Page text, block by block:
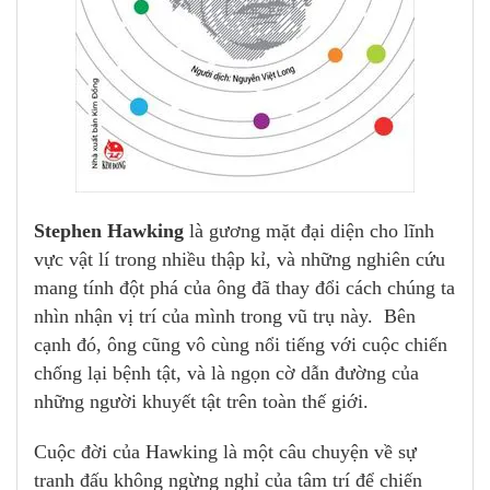
Stephen Hawking là gương mặt đại diện cho lĩnh
vực vật lí trong nhiều thập kỉ, và những nghiên cứu
mang tính đột phá của ông đã thay đổi cách chúng ta
nhìn nhận vị trí của mình trong vũ trụ này. Bên
cạnh đó, ông cũng vô cùng nổi tiếng với cuộc chiến
chống lại bệnh tật, và là ngọn cờ dẫn đường của
những người khuyết tật trên toàn thế giới.
Cuộc đời của Hawking là một câu chuyện về sự
tranh đấu không ngừng nghỉ của tâm trí để chiến